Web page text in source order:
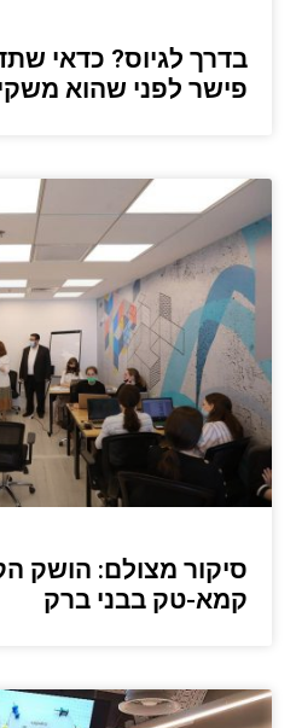
בדרך לגיוס? כדאי
פישר לפני שהוא
סיקור מצולם: הושק
קמא-טק בבני ברק